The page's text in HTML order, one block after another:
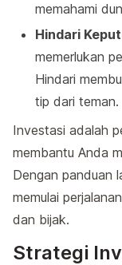
memahami
Hindari
memerlukan
Hindari
tip dari teman.
Investasi adalah
membantu Anda
Dengan panduan
memulai
dan bijak.
Strategi